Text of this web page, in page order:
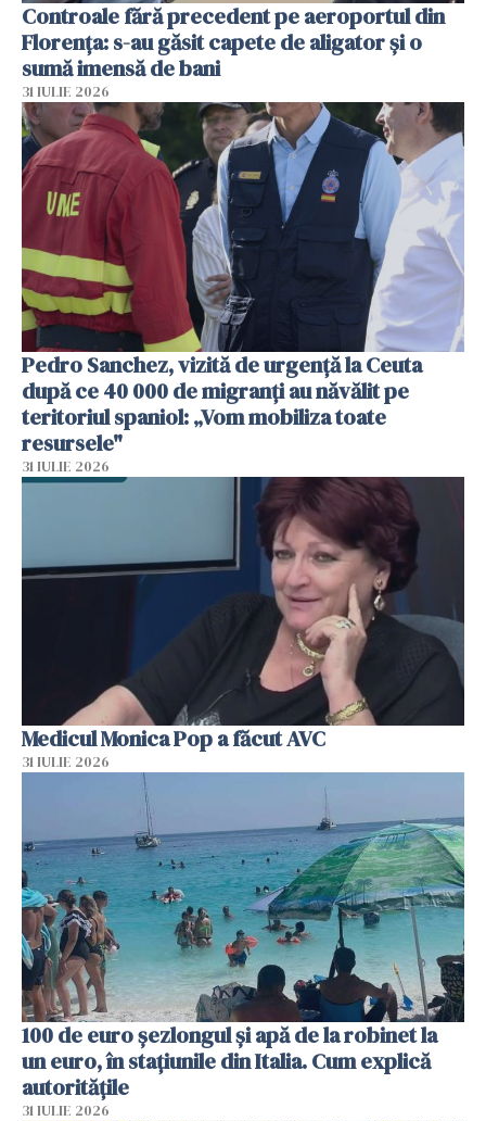
Controale fără precedent pe aeroportul din
Florența: s-au găsit capete de aligator și o
sumă imensă de bani
31 IULIE 2026
Pedro Sanchez, vizită de urgență la Ceuta
după ce 40 000 de migranți au năvălit pe
teritoriul spaniol: „Vom mobiliza toate
resursele"
31 IULIE 2026
Medicul Monica Pop a făcut AVC
31 IULIE 2026
100 de euro șezlongul și apă de la robinet la
un euro, în stațiunile din Italia. Cum explică
autoritățile
31 IULIE 2026